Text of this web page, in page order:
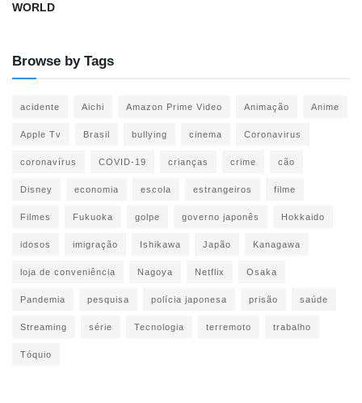
WORLD
Browse by Tags
acidente Aichi Amazon Prime Video Animação Anime
Apple Tv Brasil bullying cinema Coronavirus
coronavírus COVID-19 crianças crime cão
Disney economia escola estrangeiros filme
Filmes Fukuoka golpe governo japonês Hokkaido
idosos imigração Ishikawa Japão Kanagawa
loja de conveniência Nagoya Netflix Osaka
Pandemia pesquisa polícia japonesa prisão saúde
Streaming série Tecnologia terremoto trabalho
Tóquio